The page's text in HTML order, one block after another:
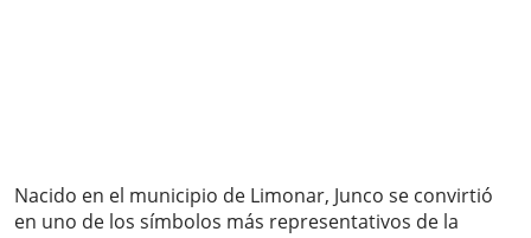
Nacido en el municipio de Limonar, Junco se convirtió
en uno de los símbolos más representativos de la